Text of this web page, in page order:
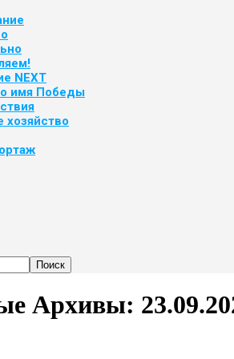
NEXT
имя Победы
хозяйство
Архивы: